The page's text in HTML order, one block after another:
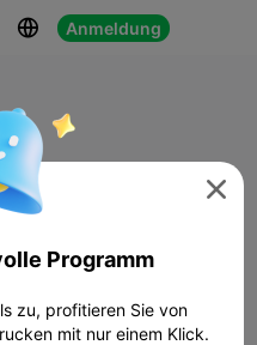
 Anmeldung

Programm
zu, profitieren Sie von
mit nur einem Klick.